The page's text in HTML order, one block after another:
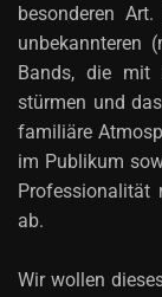
besonderen
unbekannteren
Bands, die mit
stürmen und
familiäre
im Publikum
Professionalität
ab.
Wir wollen